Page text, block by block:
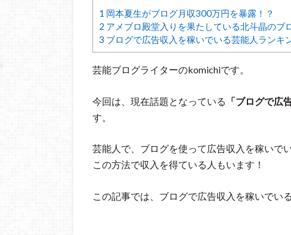
1 岡本夏生がブログ月収300万円を暴露！？
2 アメブロ殿堂入りを果たしている北斗晶のブ
3 ブログで広告収入を稼いでいる芸能人ランキ
芸能ブログライターのkomichiです。
今回は、現在話題となっている 「ブログで広
す。
芸能人で、ブログを使って広告収入を稼いで
この方法で収入を得ている人もいます！
この記事では、ブログで広告収入を稼いでい